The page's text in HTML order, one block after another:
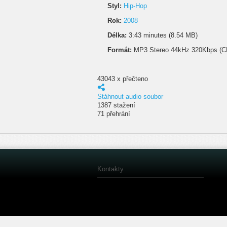
Styl: Hip-Hop
Rok: 2008
Délka: 3:43 minutes (8.54 MB)
Formát: MP3 Stereo 44kHz 320Kbps
43043 x přečteno
Stáhnout audio soubor
1387 stažení
71 přehrání
Kontakty